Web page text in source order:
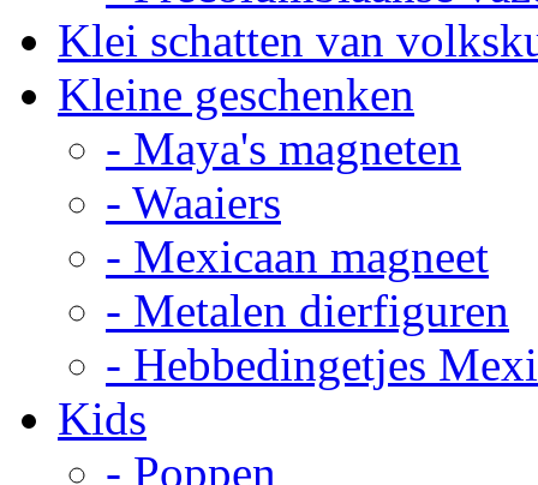
Klei schatten van
Kleine geschenken
- Maya's magneten
- Waaiers
- Mexicaan magneet
- Metalen dierfiguren
- Hebbedingetjes
Kids
- Poppen